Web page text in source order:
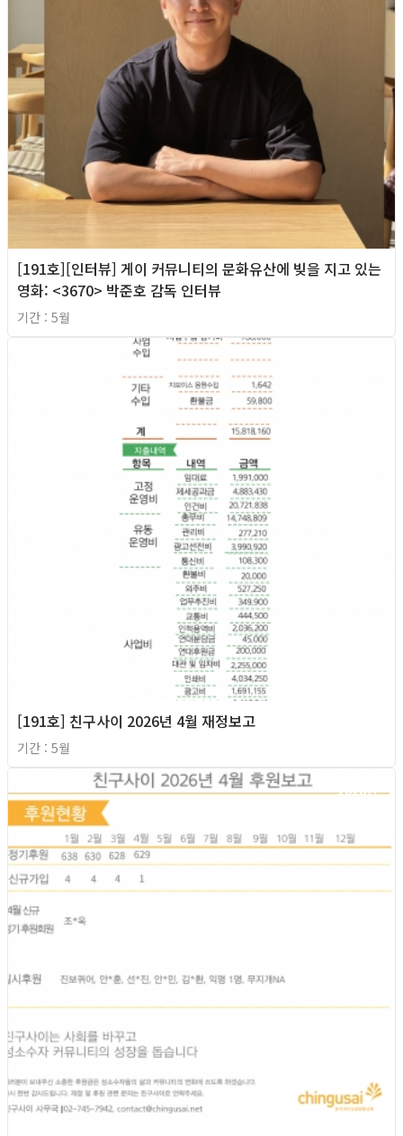
[191호][인터뷰] 게이 커뮤니티의 문화유산에 빚을 지고 있는
영화: <3670> 박준호 감독 인터뷰
기간 : 5월
[191호] 친구사이 2026년 4월 재정보고
기간 : 5월
2026년